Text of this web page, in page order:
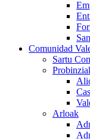
Comunidad
Sartu
Arloak